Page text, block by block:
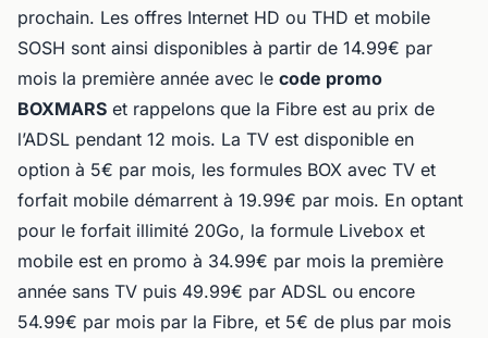
prochain. Les offres Internet HD ou THD et mobile
SOSH sont ainsi disponibles à partir de 14.99€ par
mois la première année avec le code promo
BOXMARS et rappelons que la Fibre est au prix de
l’ADSL pendant 12 mois. La TV est disponible en
option à 5€ par mois, les formules BOX avec TV et
forfait mobile démarrent à 19.99€ par mois. En optant
pour le forfait illimité 20Go, la formule Livebox et
mobile est en promo à 34.99€ par mois la première
année sans TV puis 49.99€ par ADSL ou encore
54.99€ par mois par la Fibre, et 5€ de plus par mois